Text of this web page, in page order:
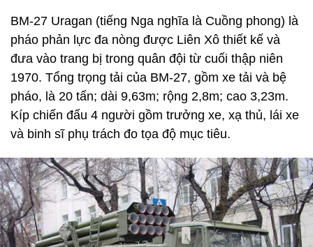
BM-27 Uragan (tiếng Nga nghĩa là Cuồng phong) là
pháo phản lực đa nòng được Liên Xô thiết kế và
đưa vào trang bị trong quân đội từ cuối thập niên
1970. Tổng trọng tải của BM-27, gồm xe tải và bệ
pháo, là 20 tấn; dài 9,63m; rộng 2,8m; cao 3,23m.
Kíp chiến đấu 4 người gồm trưởng xe, xạ thủ, lái xe
và binh sĩ phụ trách đo tọa độ mục tiêu.